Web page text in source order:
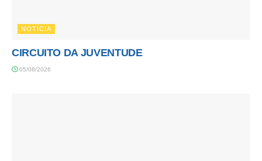
NOTÍCIA
CIRCUITO DA JUVENTUDE
05/08/2026